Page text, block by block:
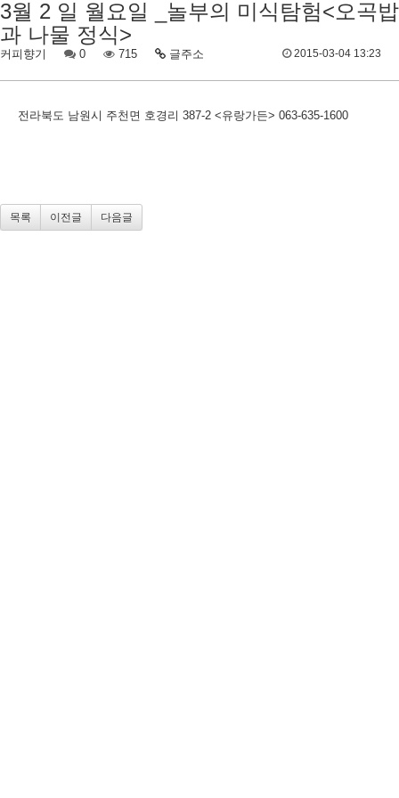
3월 2 일 월요일 _놀부의 미식탐험<오곡밥
과 나물 정식>
커피향기 0 715 글주소 2015-03-04 13:23
전라북도 남원시 주천면 호경리 387-2 <유랑가든> 063-635-1600
목록 이전글 다음글